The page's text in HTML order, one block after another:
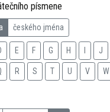
písmene
českého jména
E F G H J
R S T U V W